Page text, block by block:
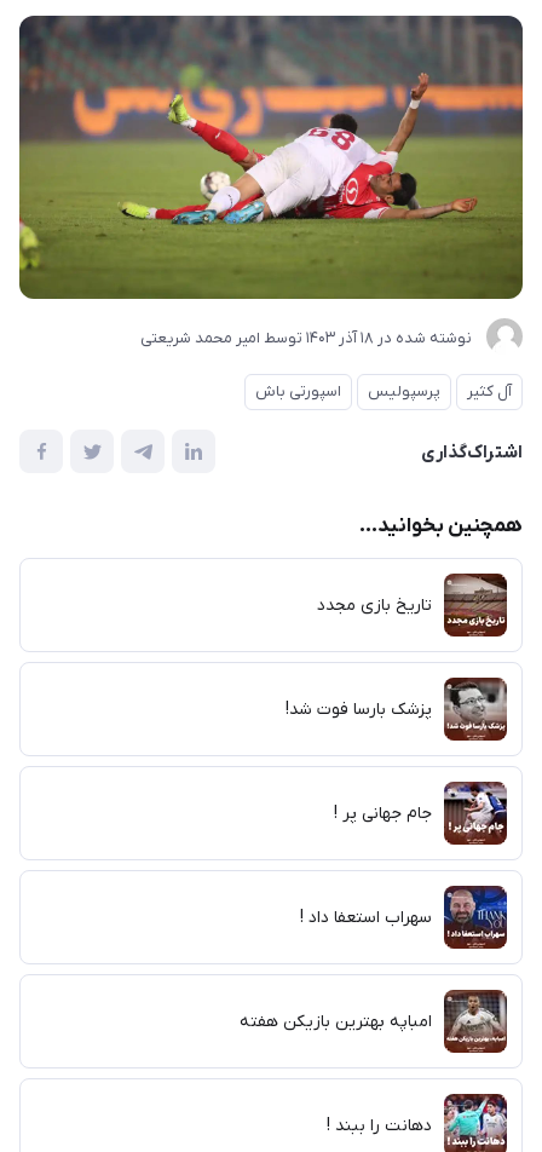
نوشته شده در 18 آذر 1403 توسط امیر محمد شریعتی
آل کثیر پرسپولیس اسپورتی باش
اشتراک‌گذاری
همچنین بخوانید...
تاریخ بازی مجدد
پزشک بارسا فوت شد!
جام جهانی پر !
سهراب استعفا داد !
امباپه بهترین بازیکن هفته
دهانت را ببند !